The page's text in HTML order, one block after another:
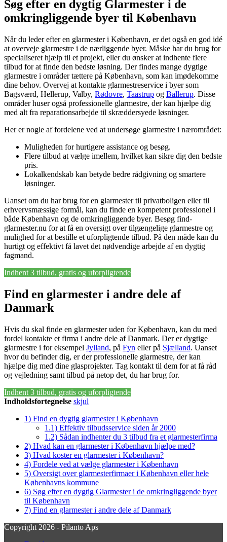
Søg efter en dygtig Glarmester i de
omkringliggende byer til København
Når du leder efter en glarmester i København, er det også en god idé
at overveje glarmestre i de nærliggende byer. Måske har du brug for
specialiseret hjælp til et projekt, eller du ønsker at indhente flere
tilbud for at finde den bedste løsning. Der findes mange dygtige
glarmestre i områder tættere på København, som kan imødekomme
dine behov. Overvej at kontakte glarmestreservice i byer som
Bagsværd, Hellerup, Valby, Rødovre, Taastrup og Ballerup. Disse
områder huser også professionelle glarmestre, der kan hjælpe dig
med alt fra reparationsarbejde til skræddersyede løsninger.
Her er nogle af fordelene ved at undersøge glarmestre i nærområdet:
Muligheden for hurtigere assistance og besøg.
Flere tilbud at vælge imellem, hvilket kan sikre dig den bedste
pris.
Lokalkendskab kan betyde bedre rådgivning og smartere
løsninger.
Uanset om du har brug for en glarmester til privatboligen eller til
erhvervsmæssige formål, kan du finde en kompetent professionel i
både København og de omkringliggende byer. Besøg find-
glarmester.nu for at få en oversigt over tilgængelige glarmestre og
mulighed for at bestille et uforpligtende tilbud. På den måde kan du
hurtigt og effektivt få lavet det nødvendige arbejde af en dygtig
fagmand.
Indhent 3 tilbud, gratis og uforpligtende
Find en glarmester i andre dele af
Danmark
Hvis du skal finde en glarmester uden for København, kan du med
fordel kontakte et firma i andre dele af Danmark. Der er dygtige
glarmestre i for eksempel Jylland, på Fyn eller på Sjælland. Uanset
hvor du befinder dig, er der professionelle glarmestre, der kan
hjælpe dig med dine glasprojekter. Tag kontakt til dem for at få råd
og vejledning samt tilbud på netop det, du har brug for.
Indhent 3 tilbud, gratis og uforpligtende
Indholdsfortegnelse skjul
1) Find en dygtig glarmester i København
1.1) Effektiv tilbudsservice siden år 2000
1.2) Sådan indhenter du 3 tilbud fra et glarmesterfirma
2) Hvad kan en glarmester i København hjælpe med?
3) Hvad koster en glarmester i København?
4) Fordele ved at vælge glarmester i København
5) Oversigt over glarmesterfirmaer i København eller hele
Københavns kommune
6) Søg efter en dygtig Glarmester i de omkringliggende byer
til København
7) Find en glarmester i andre dele af Danmark
Copyright 2026 - Pilanto Aps